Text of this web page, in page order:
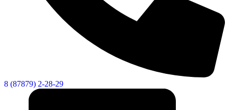
8 (87879) 2-28-29